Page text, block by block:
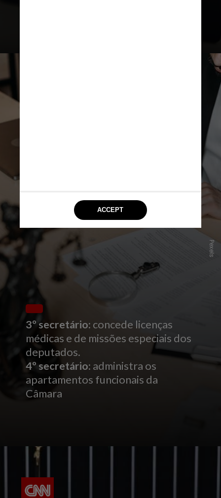
3º secretário: concede licenças
médicas e de missões especiais dos
deputados.
4º secretário: administra os
apartamentos funcionais da
Câmara
Pexels